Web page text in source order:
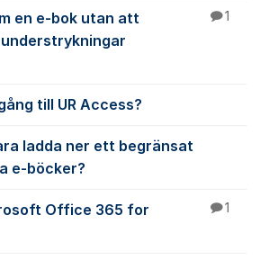
en e-bok utan att
1
till UR Access?
ladda ner ett begränsat
e-böcker?
Office 365 for
1